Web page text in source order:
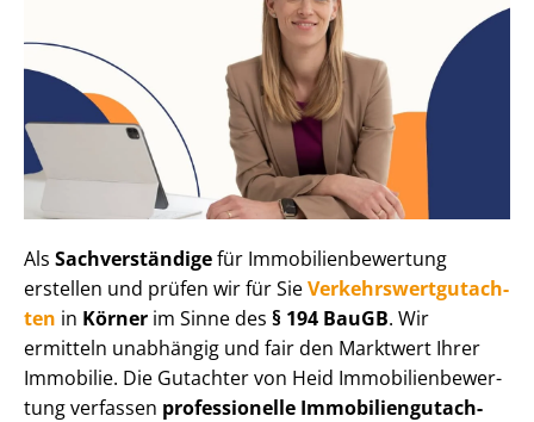
Als Sachverständigefür Im­mo­bi­li­en­be­wer­tung
erstellen und prüfen wir für SieVer­kehrs­wert­gut­ach­
ten in Körner im Sinne des § 194 BauGB. Wir
ermitteln unabhängig und fair den Marktwert Ihrer
Immobilie. Die Gutachter von Heid Im­mo­bi­li­en­be­wer­
tung verfassen professionelle Im­mo­bi­li­en­gut­ach­